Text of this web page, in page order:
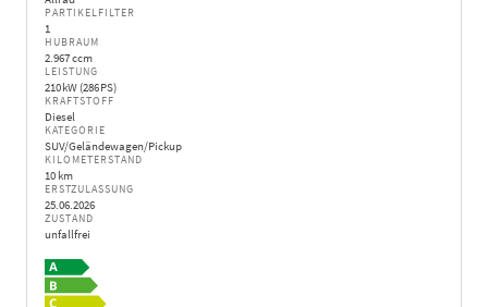
PARTIKELFILTER
1
HUBRAUM
2.967 ccm
LEISTUNG
210 kW (286 PS)
KRAFTSTOFF
Diesel
KATEGORIE
SUV/Geländewagen/Pickup
KILOMETERSTAND
10 km
ERSTZULASSUNG
25.06.2026
ZUSTAND
unfallfrei